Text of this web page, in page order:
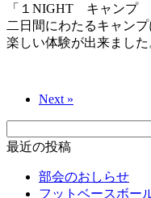
「１NIGHT キャンプ
二日間にわたるキャン
楽しい体験が出来ました
Next »
索:
最近の投稿
部会のおしらせ
フットベースボー